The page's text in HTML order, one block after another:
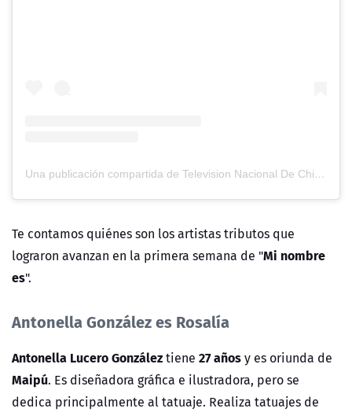
Una publicación compartida de Television Nacional De Chile (@tvn)
Te contamos quiénes son los artistas tributos que
lograron avanzan en la primera semana de "Mi nombre
es".
Antonella González es Rosalía
Antonella Lucero Gonzáleztiene 27 añosy es oriunda de
Maipú. Es diseñadora gráfica e ilustradora, pero se
dedica principalmente al tatuaje. Realiza tatuajes de